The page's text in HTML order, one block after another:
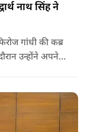
नाथ सिंह ने
गांधी की कब्र
उन्होंने अपने